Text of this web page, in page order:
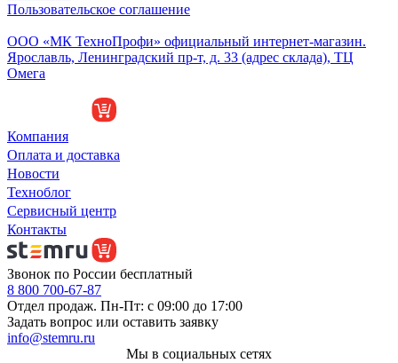
Пользовательское соглашение
ООО «МК ТехноПрофи» официальный интернет-магазин.
Ярославль, Ленинградский пр-т, д. 33 (адрес склада), ТЦ
Омега
Компания
Оплата и доставка
Новости
Техноблог
Сервисный центр
Контакты
Звонок по России бесплатный
8 800 700-67-87
Отдел продаж. Пн-Пт: с 09:00 до 17:00
Задать вопрос или оставить заявку
info@stemru.ru
Мы в социальных сетях